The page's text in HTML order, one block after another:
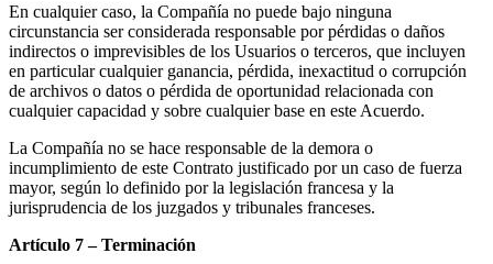
En cualquier caso, la Compañía no puede bajo ninguna
circunstancia ser considerada responsable por pérdidas o daños
indirectos o imprevisibles de los Usuarios o terceros, que incluyen
en particular cualquier ganancia, pérdida, inexactitud o corrupción
de archivos o datos o pérdida de oportunidad relacionada con
cualquier capacidad y sobre cualquier base en este Acuerdo.
La Compañía no se hace responsable de la demora o
incumplimiento de este Contrato justificado por un caso de fuerza
mayor, según lo definido por la legislación francesa y la
jurisprudencia de los juzgados y tribunales franceses.
Artículo 7 – Terminación